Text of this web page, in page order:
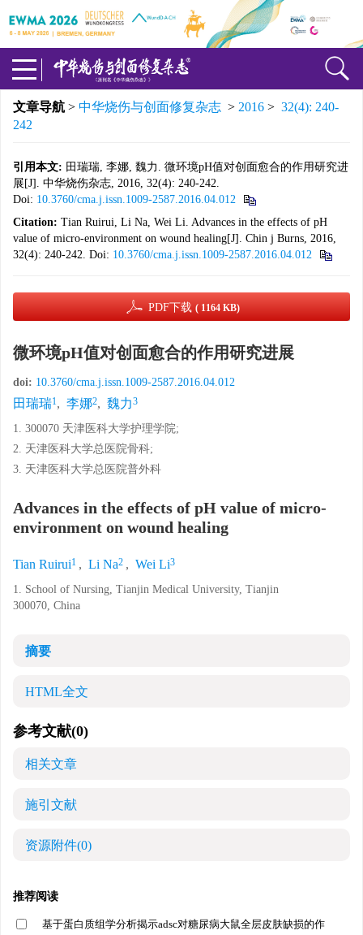
文章导航 > 中华烧伤与创面修复杂志 > 2016 > 32(4): 240-
242
引用本文: 田瑞瑞, 李娜, 魏力. 微环境pH值对创面愈合的作用研究进
展[J]. 中华烧伤杂志, 2016, 32(4): 240-242.
Doi: 10.3760/cma.j.issn.1009-2587.2016.04.012
Citation: Tian Ruirui, Li Na, Wei Li. Advances in the effects of pH
value of micro-environment on wound healing[J]. Chin j Burns, 2016,
32(4): 240-242. Doi: 10.3760/cma.j.issn.1009-2587.2016.04.012
PDF下载 ( 1164 KB)
微环境pH值对创面愈合的作用研究进展
doi: 10.3760/cma.j.issn.1009-2587.2016.04.012
田瑞瑞1, 李娜2, 魏力3
1. 300070 天津医科大学护理学院;
2. 天津医科大学总医院骨科;
3. 天津医科大学总医院普外科
Advances in the effects of pH value of micro-
environment on wound healing
Tian Ruirui1 , Li Na2 , Wei Li3
1. School of Nursing, Tianjin Medical University, Tianjin
300070, China
摘要
HTML全文
参考文献(0)
相关文章
施引文献
资源附件(0)